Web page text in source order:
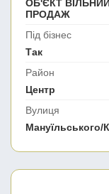
ОБ'ЄКТ
ПРОДАЖ
Під бізнес
Так
Район
Центр
Вулиця
Мануїльського/